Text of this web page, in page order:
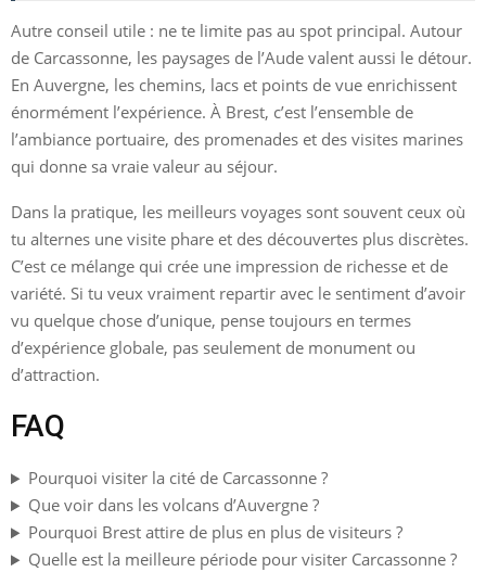
Autre conseil utile : ne te limite pas au spot principal. Autour
de Carcassonne, les paysages de l’Aude valent aussi le détour.
En Auvergne, les chemins, lacs et points de vue enrichissent
énormément l’expérience. À Brest, c’est l’ensemble de
l’ambiance portuaire, des promenades et des visites marines
qui donne sa vraie valeur au séjour.
Dans la pratique, les meilleurs voyages sont souvent ceux où
tu alternes une visite phare et des découvertes plus discrètes.
C’est ce mélange qui crée une impression de richesse et de
variété. Si tu veux vraiment repartir avec le sentiment d’avoir
vu quelque chose d’unique, pense toujours en termes
d’expérience globale, pas seulement de monument ou
d’attraction.
FAQ
Pourquoi visiter la cité de Carcassonne ?
Que voir dans les volcans d’Auvergne ?
Pourquoi Brest attire de plus en plus de visiteurs ?
Quelle est la meilleure période pour visiter Carcassonne ?